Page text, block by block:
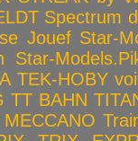
Spectrum
Jouef Star-
Star-
TEK-HOBY
TT BAHN